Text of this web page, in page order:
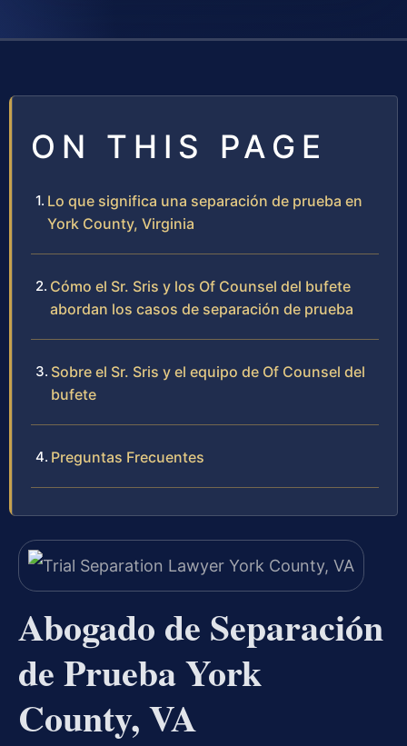
ON THIS PAGE
Lo que significa una separación de prueba en
York County, Virginia
Cómo el Sr. Sris y los Of Counsel del bufete
abordan los casos de separación de prueba
Sobre el Sr. Sris y el equipo de Of Counsel del
bufete
Preguntas Frecuentes
Abogado de Separación
de Prueba York
County, VA